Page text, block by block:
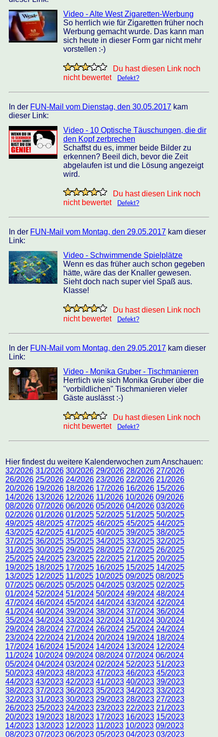
Video - Alte West Zigaretten-Werbung
So herrlich wie für Zigaretten früher noch
Werbung gemacht wurde. Das kann man
sich heute in dieser Form gar nicht mehr
vorstellen :-)
Du hast diesen Link noch
nicht bewertet
Defekt?
In der FUN-Mail vom Dienstag, den 30.05.2017 kam
dieser Link:
Video - 10 Optische Täuschungen, die dir
den Kopf zerbrechen
Schaffst du es, immer beide Bilder zu
erkennen? Beeil dich, bevor die Zeit
abgelaufen ist und die Lösung angezeigt
wird.
Du hast diesen Link noch
nicht bewertet
Defekt?
In der FUN-Mail vom Montag, den 29.05.2017 kam dieser
Link:
Video - Schwimmende Spielplätze
Wenn es das früher auch schon gegeben
hätte, wäre das der Knaller gewesen.
Sieht doch nach super viel Spaß aus.
Klasse!
Du hast diesen Link noch
nicht bewertet
Defekt?
In der FUN-Mail vom Montag, den 29.05.2017 kam dieser
Link:
Video - Monika Gruber - Tischmanieren
Herrlich wie sich Monika Gruber über die
"vorbildlichen" Tischmanieren vieler
Gäste auslässt :-)
Du hast diesen Link noch
nicht bewertet
Defekt?
Hier findest du weitere Kalenderwochen zum Anschauen:
32/2026 31/2026 30/2026 29/2026 28/2026 27/2026
26/2026 25/2026 24/2026 23/2026 22/2026 21/2026
20/2026 19/2026 18/2026 17/2026 16/2026 15/2026
14/2026 13/2026 12/2026 11/2026 10/2026 09/2026
08/2026 07/2026 06/2026 05/2026 04/2026 03/2026
02/2026 01/2026 01/2025 52/2025 51/2025 50/2025
49/2025 48/2025 47/2025 46/2025 45/2025 44/2025
43/2025 42/2025 41/2025 40/2025 39/2025 38/2025
37/2025 36/2025 35/2025 34/2025 33/2025 32/2025
31/2025 30/2025 29/2025 28/2025 27/2025 26/2025
25/2025 24/2025 23/2025 22/2025 21/2025 20/2025
19/2025 18/2025 17/2025 16/2025 15/2025 14/2025
13/2025 12/2025 11/2025 10/2025 09/2025 08/2025
07/2025 06/2025 05/2025 04/2025 03/2025 02/2025
01/2024 52/2024 51/2024 50/2024 49/2024 48/2024
47/2024 46/2024 45/2024 44/2024 43/2024 42/2024
41/2024 40/2024 39/2024 38/2024 37/2024 36/2024
35/2024 34/2024 33/2024 32/2024 31/2024 30/2024
29/2024 28/2024 27/2024 26/2024 25/2024 24/2024
23/2024 22/2024 21/2024 20/2024 19/2024 18/2024
17/2024 16/2024 15/2024 14/2024 13/2024 12/2024
11/2024 10/2024 09/2024 08/2024 07/2024 06/2024
05/2024 04/2024 03/2024 02/2024 52/2023 51/2023
50/2023 49/2023 48/2023 47/2023 46/2023 45/2023
44/2023 43/2023 42/2023 41/2023 40/2023 39/2023
38/2023 37/2023 36/2023 35/2023 34/2023 33/2023
32/2023 31/2023 30/2023 29/2023 28/2023 27/2023
26/2023 25/2023 24/2023 23/2023 22/2023 21/2023
20/2023 19/2023 18/2023 17/2023 16/2023 15/2023
14/2023 13/2023 12/2023 11/2023 10/2023 09/2023
08/2023 07/2023 06/2023 05/2023 04/2023 03/2023